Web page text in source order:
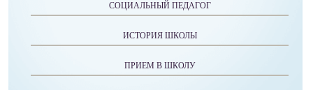
СОЦИАЛЬНЫЙ ПЕДАГОГ
ИСТОРИЯ ШКОЛЫ
ПРИЕМ В ШКОЛУ